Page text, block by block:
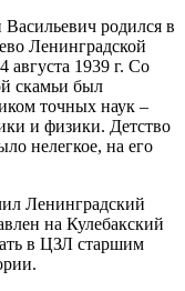
родился в
Ленинградской
августа 1939 г. Со
скамьи был
точных наук –
и физики. Детство
нелегкое, на его
Ленинградский
на Кулебакский
в ЦЗЛ старшим